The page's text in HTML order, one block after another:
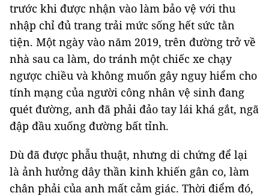
trước khi được nhận vào làm bảo vệ với thu
nhập chỉ đủ trang trải mức sống hết sức tằn
tiện. Một ngày vào năm 2019, trên đường trở về
nhà sau ca làm, do tránh một chiếc xe chạy
ngược chiều và không muốn gây nguy hiểm cho
tính mạng của người công nhân vệ sinh đang
quét đường, anh đã phải đảo tay lái khá gắt, ngã
đập đầu xuống đường bất tỉnh.
Dù đã được phẫu thuật, nhưng di chứng để lại
là ảnh hưởng dây thần kinh khiến gân co, làm
chân phải của anh mất cảm giác. Thời điểm đó,